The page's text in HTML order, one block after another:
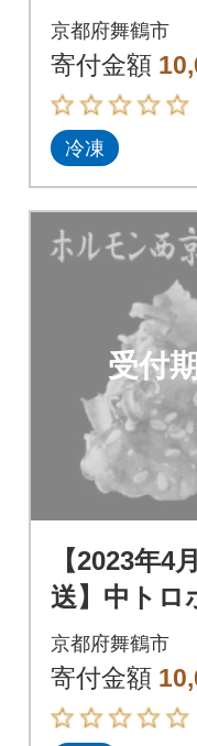
西京味噌焼
京都府舞鶴市
寄付金額
冷凍
受付
【2023年4
送】中トロ
西京味噌焼
京都府舞鶴市
寄付金額